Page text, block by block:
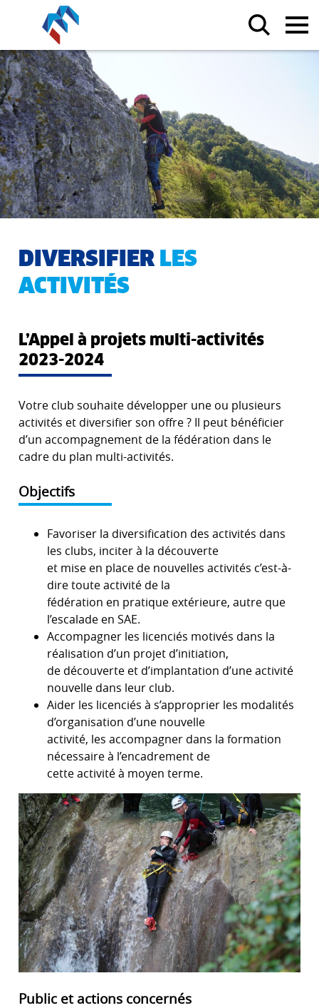
DIVERSIFIER LES
ACTIVITÉS
L’Appel à projets multi-activités
2023-2024
Votre club souhaite développer une ou plusieurs
activités et diversifier son offre ? Il peut bénéficier
d’un accompagnement de la fédération dans le
cadre du plan multi-activités.
Objectifs
Favoriser la diversification des activités dans
les clubs, inciter à la découverte
et mise en place de nouvelles activités c’est-à-
dire toute activité de la
fédération en pratique extérieure, autre que
l’escalade en SAE.
Accompagner les licenciés motivés dans la
réalisation d’un projet d’initiation,
de découverte et d’implantation d’une activité
nouvelle dans leur club.
Aider les licenciés à s’approprier les modalités
d’organisation d’une nouvelle
activité, les accompagner dans la formation
nécessaire à l’encadrement de
cette activité à moyen terme.
Public et actions concernés